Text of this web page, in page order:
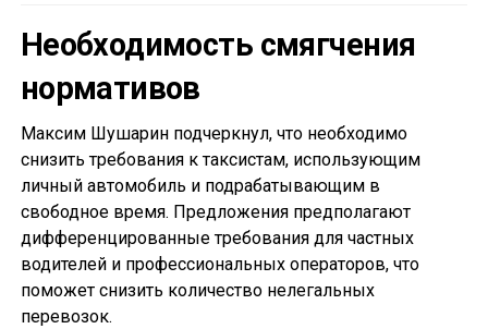
Необходимость смягчения
нормативов
Максим Шушарин подчеркнул, что необходимо
снизить требования к таксистам, использующим
личный автомобиль и подрабатывающим в
свободное время. Предложения предполагают
дифференцированные требования для частных
водителей и профессиональных операторов, что
поможет снизить количество нелегальных
перевозок.